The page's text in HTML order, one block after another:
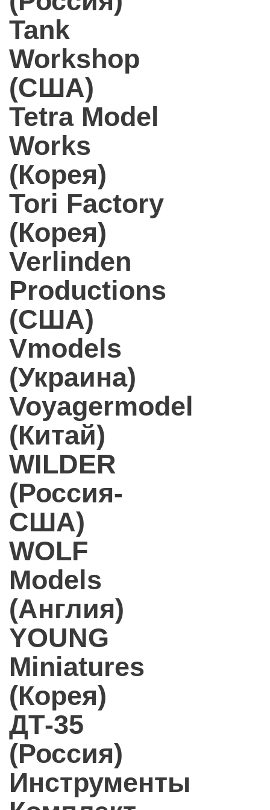
Tank
Workshop
(США)
Tetra Model
Works
(Корея)
Tori Factory
(Корея)
Verlinden
Productions
(США)
Vmodels
(Украина)
Voyagermodel
(Китай)
WILDER
(Россия-
США)
WOLF
Models
(Англия)
YOUNG
Miniatures
(Корея)
ДТ-35
(Россия)
Инструменты